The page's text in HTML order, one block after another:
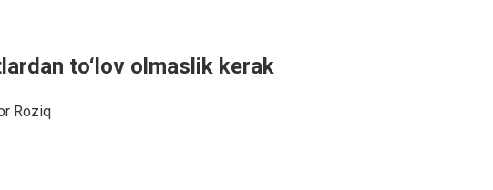
to‘lov olmaslik kerak
Roziq